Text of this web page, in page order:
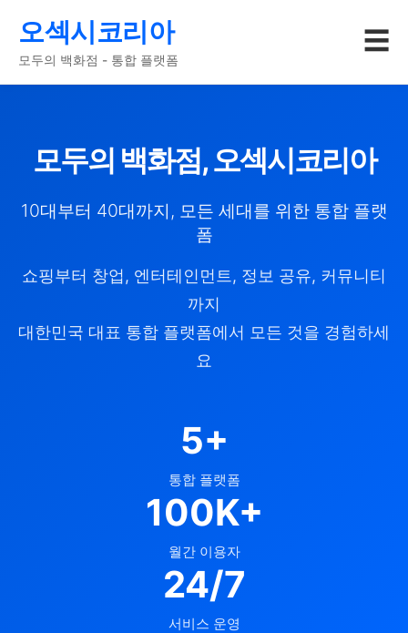
오섹시코리아
모두의 백화점 - 통합 플랫폼
☰
모두의 백화점, 오섹시코리아
10대부터 40대까지, 모든 세대를 위한 통합 플랫
폼
쇼핑부터 창업, 엔터테인먼트, 정보 공유, 커뮤니티
까지
대한민국 대표 통합 플랫폼에서 모든 것을 경험하세
요
5+
통합 플랫폼
100K+
월간 이용자
24/7
서비스 운영